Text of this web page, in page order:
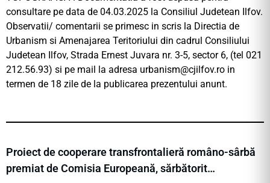
consultare pe data de 04.03.2025 la Consiliul Judetean Ilfov.
Observatii/ comentarii se primesc in scris la Directia de
Urbanism si Amenajarea Teritoriului din cadrul Consiliului
Judetean Ilfov, Strada Ernest Juvara nr. 3-5, sector 6, (tel 021
212.56.93) si pe mail la adresa urbanism@cjilfov.ro in
termen de 18 zile de la publicarea prezentului anunt.
Proiect de cooperare transfrontalieră româno-sârbă
premiat de Comisia Europeană, sărbătorit…